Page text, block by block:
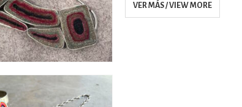
VER MÁS / VIEW MORE